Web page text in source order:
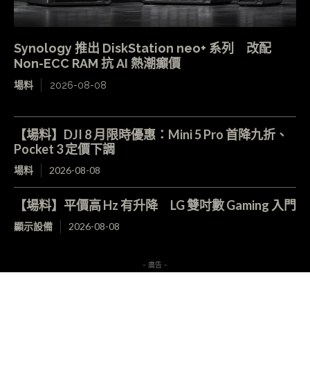
Synology 推出 DiskStation neo+ 系列 改配
Non-ECC RAM 抗 AI 熱潮癲價
場料 2026-08-08
【場料】DJI 8 月限時優惠：Mini 5 Pro 首降九折、
Pocket 3 定價下調
場料 2026-08-08
【場料】平價高 Hz 有升降 LG 雙吋數 Gaming 入門
顯示設備 2026-08-08
- 廣告 -